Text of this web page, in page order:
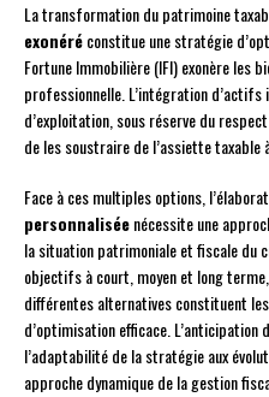
La transformation du patrimoine
exonéréconstitue une stratégie
Fortune Immobilière (IFI) exonère les
professionnelle. L’intégration
d’exploitation, sous réserve du
de les soustraire de l’assiette taxable
Face à ces multiples options,
personnaliséenécessite une
la situation patrimoniale et fiscale du
objectifs à court, moyen et long
différentes alternatives constituent
d’optimisation efficace.
l’adaptabilité de la stratégie aux
approche dynamique de la gestion